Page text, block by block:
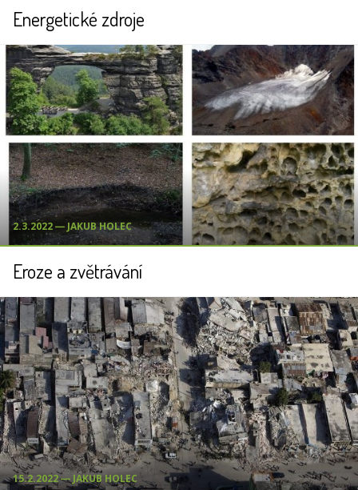
Energetické zdroje
2.3.2022 ― JAKUB HOLEC
Eroze a zvětrávání
15.2.2022 ― JAKUB HOLEC